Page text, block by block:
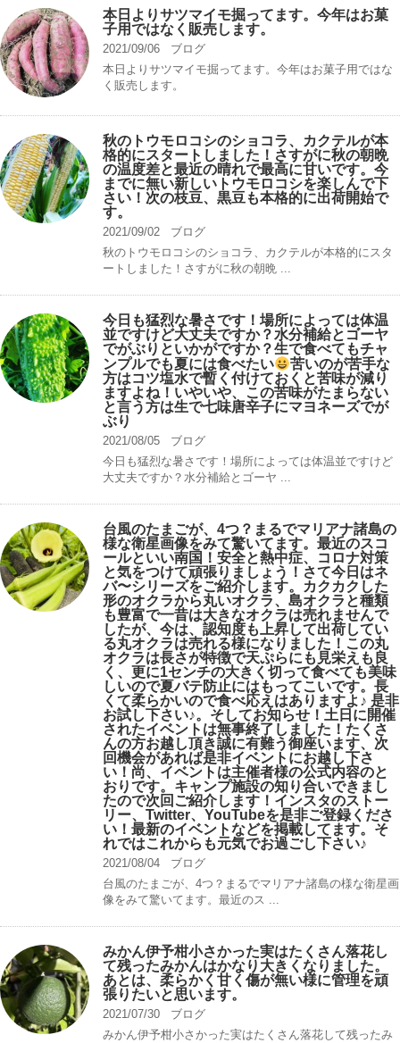
本日よりサツマイモ掘ってます。今年はお菓
子用ではなく販売します。
2021/09/06
ブログ
本日よりサツマイモ掘ってます。今年はお菓子用ではな
く販売します。
秋のトウモロコシのショコラ、カクテルが本
格的にスタートしました！さすがに秋の朝晩
の温度差と最近の晴れで最高に甘いです。今
までに無い新しいトウモロコシを楽しんで下
さい！次の枝豆、黒豆も本格的に出荷開始で
す。
2021/09/02
ブログ
秋のトウモロコシのショコラ、カクテルが本格的にスタ
ートしました！さすがに秋の朝晩 ...
今日も猛烈な暑さです！場所によっては体温
並ですけど大丈夫ですか？水分補給とゴーヤ
でがぶりといかがですか？生で食べてもチャ
ンプルでも夏には食べたい
苦いのが苦手な
方はコツ塩水で暫く付けておくと苦味が減り
ますよね！いやいや、この苦味がたまらない
と言う方は生で七味唐辛子にマヨネーズでが
ぶり
2021/08/05
ブログ
今日も猛烈な暑さです！場所によっては体温並ですけど
大丈夫ですか？水分補給とゴーヤ ...
台風のたまごが、4つ？まるでマリアナ諸島の
様な衛星画像をみて驚いてます。最近のスコ
ールといい南国！安全と熱中症、コロナ対策
と気をつけて頑張りましょう！さて今日はネ
バ〜シリーズをご紹介します。カクカクした
形のオクラから丸いオクラ、島オクラと種類
も豊富で一昔は大きなオクラは売れませんで
したが、今は、認知度も上昇して出荷してい
る丸オクラは売れる様になりました！この丸
オクラは長さが特徴で天ぷらにも見栄えも良
く、更に1センチの大きく切って食べても美味
しいので夏バテ防止にはもってこいです。長
くて柔らかいので食べ応えはありますよ♪ 是非
お試し下さい♪。そしてお知らせ！土日に開催
されたイベントは無事終了しました！たくさ
んの方お越し頂き誠に有難う御座います、次
回機会があれば是非イベントにお越し下さ
い！尚、イベントは主催者様の公式内容のと
おりです。キャンプ️施設の知り合いできまし
たので次回ご紹介します！インスタのストー
リー、Twitter、YouTubeを是非ご登録くださ
い！最新のイベントなどを掲載してます。そ
れではこれからも元気でお過ごし下さい♪
2021/08/04
ブログ
台風のたまごが、4つ？まるでマリアナ諸島の様な衛星画
像をみて驚いてます。最近のス ...
みかん伊予柑小さかった実はたくさん落花し
て残ったみかんはかなり大きくなりました。
あとは、柔らかく甘く傷が無い様に管理を頑
張りたいと思います。
2021/07/30
ブログ
みかん伊予柑小さかった実はたくさん落花して残ったみ